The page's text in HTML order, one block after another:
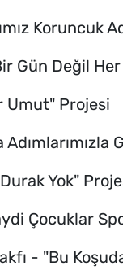
Koruncuk
Gün Değil
Umut" Projesi
Yok"
Çocuklar
- "Bu